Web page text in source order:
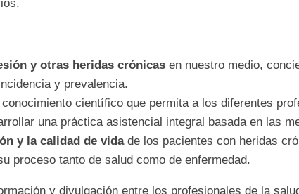
y otras heridas crónicas en nuestro medio,
y prevalencia.
científico que permita a los diferentes
una práctica asistencial integral basada en las
y la calidad de vidade los pacientes con heridas
proceso tanto de salud como de enfermedad.
y divulgación entre los profesionales de la